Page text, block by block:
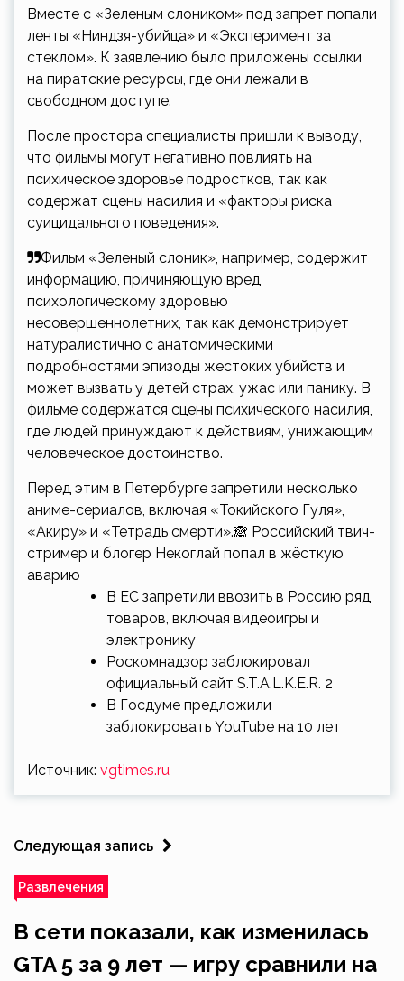
Вместе с «Зеленым слоником» под запрет попали
ленты «Ниндзя-убийца» и «Эксперимент за
стеклом». К заявлению было приложены ссылки
на пиратские ресурсы, где они лежали в
свободном доступе.
После простора специалисты пришли к выводу,
что фильмы могут негативно повлиять на
психическое здоровье подростков, так как
содержат сцены насилия и «факторы риска
суицидального поведения».
Фильм «Зеленый слоник», например, содержит
информацию, причиняющую вред
психологическому здоровью
несовершеннолетних, так как демонстрирует
натуралистично с анатомическими
подробностями эпизоды жестоких убийств и
может вызвать у детей страх, ужас или панику. В
фильме содержатся сцены психического насилия,
где людей принуждают к действиям, унижающим
человеческое достоинство.
Перед этим в Петербурге запретили несколько
аниме-сериалов, включая «Токийского Гуля»,
«Акиру» и «Тетрадь смерти».🙈 Российский твич-
стример и блогер Некоглай попал в жёсткую
аварию
В ЕС запретили ввозить в Россию ряд
товаров, включая видеоигры и
электронику
Роскомнадзор заблокировал
официальный сайт S.T.A.L.K.E.R. 2
В Госдуме предложили
заблокировать YouTube на 10 лет
Источник: vgtimes.ru
Следующая запись
Развлечения
В сети показали, как изменилась
GTA 5 за 9 лет — игру сравнили на